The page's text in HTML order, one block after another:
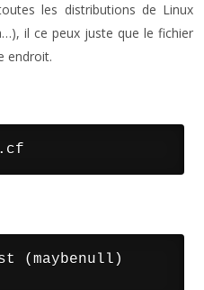
les distributions de Linux
il ce peux juste que le fichier
endroit.
(maybenull)